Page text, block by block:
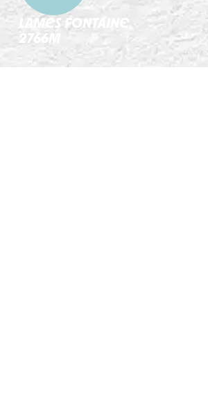
LAMES FONTAINE
2766M